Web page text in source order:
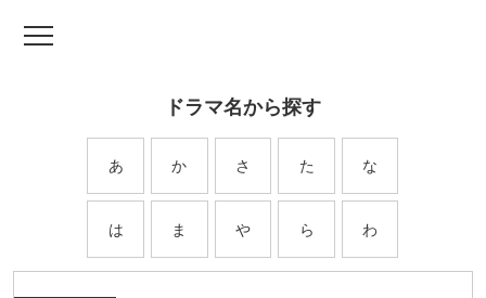
ドラマ名から探す
あ か さ た な
は ま や ら わ